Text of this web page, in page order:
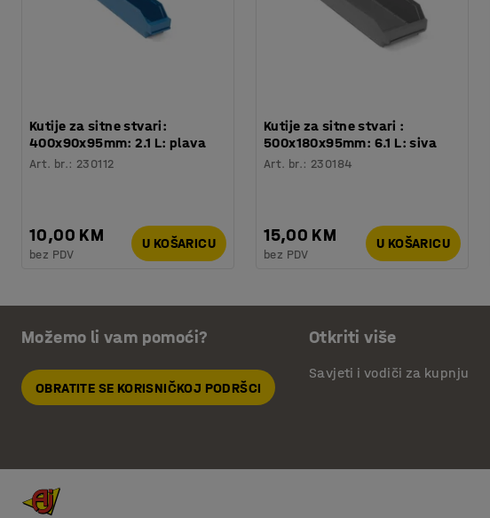
Kutije za sitne stvari:
400x90x95mm: 2.1 L: plava
Art. br.: 230112
10,00 KM
bez PDV
U KOŠARICU
Kutije za sitne stvari :
500x180x95mm: 6.1 L: siva
Art. br.: 230184
15,00 KM
bez PDV
U KOŠARICU
Možemo li vam pomoći?
OBRATITE SE KORISNIČKOJ PODRŠCI
Otkriti više
Savjeti i vodiči za kupnju